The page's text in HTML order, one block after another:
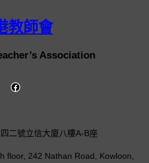
教師會
Association
二號立信大廈八樓A-B座
floor, 242 Nathan Road, Kowloon,